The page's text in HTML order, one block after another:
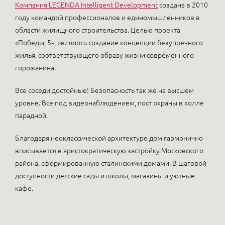
Компания LEGENDA Intelligent Developmentсоздана в 2010
году командой профессионалов и единомышленников в
области жилищного строительства. Целью проекта
«Победы, 5», являлось создание концепции безупречного
жилья, соответствующего образу жизни современного
горожанина.
Все соседи достойные! Безопасность так же на высшем
уровне. Все под видеонаблюдением, пост охраны в холле
парадной.
Благодаря неоклассической архитектуре дом гармонично
вписывается в аристократическую застройку Московского
района, сформированную сталинскими домами. В шаговой
доступности детские сады и школы, магазины и уютные
кафе.